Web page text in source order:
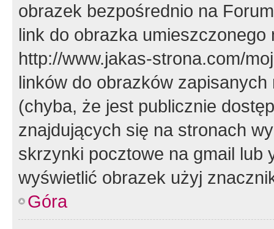
obrazek bezpośrednio na
link do obrazka
http://www.jakas-strona.com/
linków do obrazków
(chyba, że jest publicznie
znajdujących się na stronach
skrzynki pocztowe na gmail lub
wyświetlić obrazek użyj
Góra